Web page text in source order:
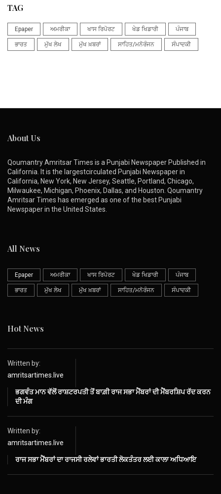
TAG
Epaper ਅਮਰੀਕਾ ਖਾਸ ਰਿਪੋਰਟ ਖੇਡ ਖਿਡਾਰੀ ਪੰਜਾਬ
ਭਾਰਤ ਮੁੱਖ ਲੇਖ ਮੁੱਖ ਖ਼ਬਰਾਂ ਸਾਹਿਤ/ਮਨੋਰੰਜਨ ਸੰਪਾਦਕੀ
About Us
Qoumantry Amritsar Times is a Punjabi Newspaper Published in
California. It is the largestcirculated Punjabi Newspaper in
California, New York, New Jersey, Seattle, Portland, Chicago,
Milwaukee, Michigan, Phoenix, Dallas, and Houston. Qoumantry
Amritsar Times has emerged as one of the best Punjabi
Newspaper in the United States.
All News
Epaper ਅਮਰੀਕਾ ਖਾਸ ਰਿਪੋਰਟ ਖੇਡ ਖਿਡਾਰੀ ਪੰਜਾਬ
ਭਾਰਤ ਮੁੱਖ ਲੇਖ ਮੁੱਖ ਖ਼ਬਰਾਂ ਸਾਹਿਤ/ਮਨੋਰੰਜਨ ਸੰਪਾਦਕੀ
Hot News
Written by:
amritsartimes.live
ਭਗਵੰਤ ਮਾਨ ਵੱਲੋਂ ਰਾਸ਼ਟਰਪਤੀ ਤੋਂ ਬਾਗ਼ੀ ਰਾਜ ਸਭਾ ਮੈਂਬਰਾਂ ਦੀ ਮੈਂਬਰਸ਼ਿਪ ਰੱਦ ਕਰਨ
ਦੀ ਮੰਗ
Written by:
amritsartimes.live
ਰਾਜ ਸਭਾ ਮੈਂਬਰਾਂ ਦਾ ਰਾਜਸੀ ਰਲੇਵਾਂ ਭਾਰਤੀ ਲੋਕਤੰਤਰ ਲਈ ਕਾਲਾ ਅਧਿਆਇ